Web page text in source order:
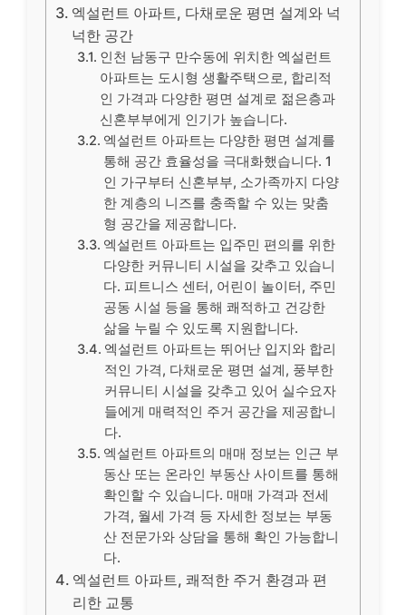
엑설런트 아파트, 다채로운 평면 설계와 넉
넉한 공간
인천 남동구 만수동에 위치한 엑설런트
아파트는 도시형 생활주택으로, 합리적
인 가격과 다양한 평면 설계로 젊은층과
신혼부부에게 인기가 높습니다.
엑설런트 아파트는 다양한 평면 설계를
통해 공간 효율성을 극대화했습니다. 1
인 가구부터 신혼부부, 소가족까지 다양
한 계층의 니즈를 충족할 수 있는 맞춤
형 공간을 제공합니다.
엑설런트 아파트는 입주민 편의를 위한
다양한 커뮤니티 시설을 갖추고 있습니
다. 피트니스 센터, 어린이 놀이터, 주민
공동 시설 등을 통해 쾌적하고 건강한
삶을 누릴 수 있도록 지원합니다.
엑설런트 아파트는 뛰어난 입지와 합리
적인 가격, 다채로운 평면 설계, 풍부한
커뮤니티 시설을 갖추고 있어 실수요자
들에게 매력적인 주거 공간을 제공합니
다.
엑설런트 아파트의 매매 정보는 인근 부
동산 또는 온라인 부동산 사이트를 통해
확인할 수 있습니다. 매매 가격과 전세
가격, 월세 가격 등 자세한 정보는 부동
산 전문가와 상담을 통해 확인 가능합니
다.
엑설런트 아파트, 쾌적한 주거 환경과 편
리한 교통